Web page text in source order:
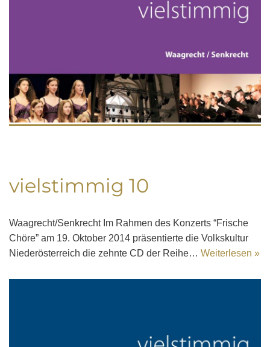
vielstimmig 10
Waagrecht/Senkrecht Im Rahmen des Konzerts “Frische
Chöre” am 19. Oktober 2014 präsentierte die Volkskultur
Niederösterreich die zehnte CD der Reihe… Weiterlesen »